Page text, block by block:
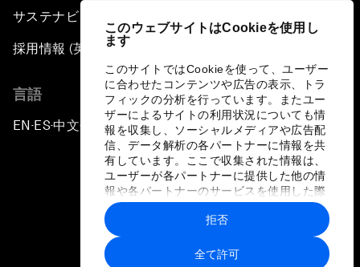
このウェブサイトはCookieを使用し
ます
このサイトではCookieを使って、ユーザー
に合わせたコンテンツや広告の表示、トラ
フィックの分析を行っています。またユー
ザーによるサイトの利用状況についても情
報を収集し、ソーシャルメディアや広告配
信、データ解析の各パートナーに情報を共
有しています。ここで収集された情報は、
ユーザーが各パートナーに提供した他の情
報や各パートナーのサービスを使用した際
に収集された情報と組み合わされ、各パー
トナーによって使用されることがありま
す。
全て許可
拒否
サステナビリティへの取り組み
採用情報 (英語のみ)
言語
EN ▪ ES▪中文▪ 日本語
プライバシーポリシーと利用規約
サイトマップ